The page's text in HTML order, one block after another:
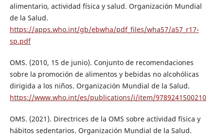
alimentario, actividad física y salud. Organización Mundial
de la Salud.
https://apps.who.int/gb/ebwha/pdf_files/wha57/a57_r17-
sp.pdf
OMS. (2010, 15 de junio). Conjunto de recomendaciones
sobre la promoción de alimentos y bebidas no alcohólicas
dirigida a los niños. Organización Mundial de la Salud.
https://www.who.int/es/publications/i/item/9789241500210
OMS. (2021). Directrices de la OMS sobre actividad física y
hábitos sedentarios. Organización Mundial de la Salud.